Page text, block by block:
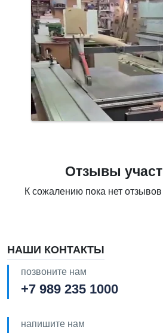
Отзывы
К сожалению пока нет отзывов
НАШИ КОНТАКТЫ
позвоните нам
+7 989 235 1000
напишите нам